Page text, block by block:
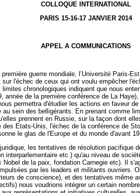
COLLOQUE INTERNATIONAL
PARIS 15-16-17 JANVIER 2014
APPEL A COMMUNICATIONS
guerre mondiale, l’Université Paris-
l'échec de ceux qui ont voulu empêcher
chronologiques indiquent que nous
année de la première conférence de La
permettra d'étudier les actions en faveur
sein des belligérants. En prenant comme
prennent en Russie, sur la façon dont
Etats-Unis, l'échec de la conférence de
le glas de l'Europe et du monde d'avant
les tentatives de résolution pacifique
etc.) qu'au niveau de
de la paix, fondation Carnegie etc). Il
par les leaders et militants ouvriers.
de conscience), et des tentatives même
nous voudrions intégrer un certain